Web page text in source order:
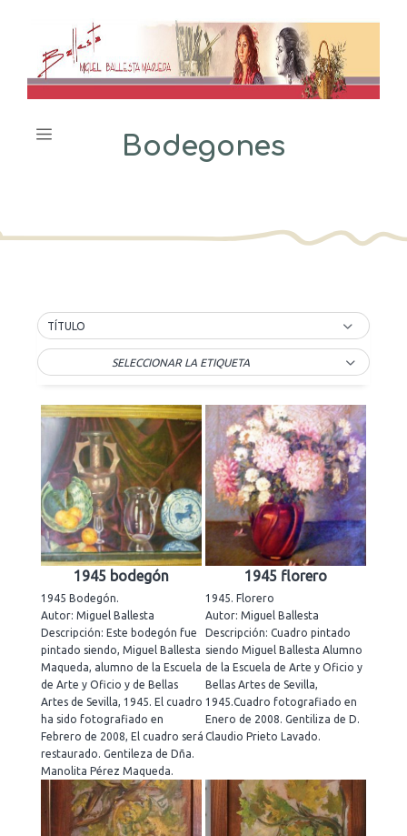
contenido
Menú Bodegones
TÍTULO
SELECCIONAR LA ETIQUETA
1945 bodegón
1945 Bodegón.
Autor: Miguel Ballesta
Descripción: Este bodegón fue
pintado siendo, Miguel Ballesta
Maqueda, alumno de la Escuela
de Arte y Oficio y de Bellas
Artes de Sevilla, 1945. El cuadro
ha sido fotografiado en
Febrero de 2008, El cuadro será
restaurado. Gentileza de Dña.
Manolita Pérez Maqueda.
1945 florero
1945. Florero
Autor: Miguel Ballesta
Descripción: Cuadro pintado
siendo Miguel Ballesta Alumno
de la Escuela de Arte y Oficio y
Bellas Artes de Sevilla,
1945.Cuadro fotografiado en
Enero de 2008. Gentiliza de D.
Claudio Prieto Lavado.